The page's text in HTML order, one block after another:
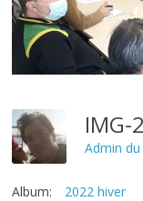
IMG-
Admin
Album: 2022 hiver